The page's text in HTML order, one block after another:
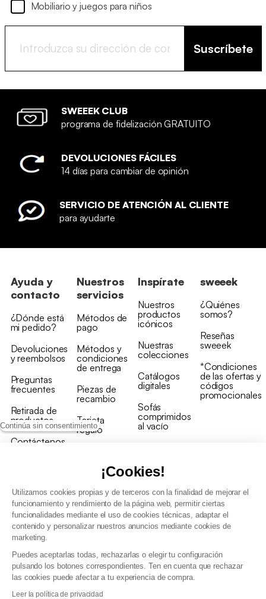
Continúa sin consentimiento
¡Cookies!
Utilizamos cookies propias y de terceros con la finalidad de mejorar el
funcionamiento y rendimiento de la página web, permitir ciertas
funcionalidades mediante el uso de cookies técnicas, adaptar el
contenido y personalizar nuestros anuncios mediante cookies de
marketing.
Puedes aceptarlas todas, rechazarlas o elegir tu configuración
pulsando los botones correspondientes. Ten en cuenta que rechazar
las cookies puede afectar a tu experiencia de compra.
Leer la política de privacidad
Mobiliario y juegos para niños
Suscríbete
SWEEEK CLUB
programa de fidelización GRATUITO
DEVOLUCIONES FÁCILES
14 días para cambiar de opinión
SERVICIO DE ATENCIÓN AL CLIENTE
para ayudarte
Ayuda y
contacto
¿Dónde está
mi pedido?
Devoluciones
y reembolsos
Preguntas
frecuentes
Retirada de
productos
Contáctenos
Nuestros
servicios
Métodos de
pago
Métodos y
condiciones
de entrega
Piezas de
recambio
Tarjeta
regalo
Inspírate
Nuestros
productos
icónicos
Nuestras
colecciones
Catálogos
digitales
Sofás
comprimidos
al vacío
sweeek
¿Quiénes
somos?
Reseñas
sweeek
*Condiciones
de las ofertas y
códigos
promocionales
Política de gestión de datos personales y cookies
Condiciones generales de Venta Profesional
Declaración de accesibilidad